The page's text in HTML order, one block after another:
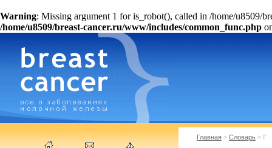
Warning: Missing argument 1 for is_robot(), called in /home/u8509/
/home/u8509/breast-cancer.ru/www/includes/common_func.php
Главная > Словарь > Г